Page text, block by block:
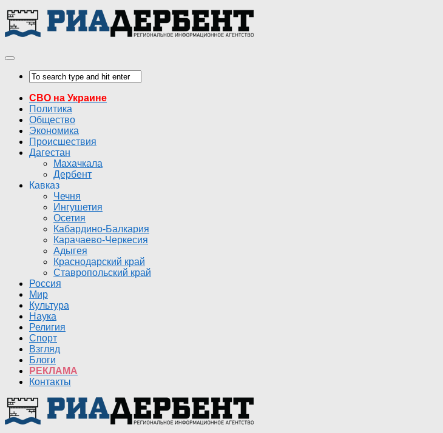
СВО на Украине
Политика
Общество
Экономика
Происшествия
Дагестан
Махачкала
Дербент
Кавказ
Чечня
Ингушетия
Осетия
Кабардино-Балкария
Карачаево-Черкесия
Адыгея
Краснодарский край
Ставропольский край
Россия
Мир
Культура
Наука
Религия
Спорт
Взгляд
Блоги
РЕКЛАМА
Контакты